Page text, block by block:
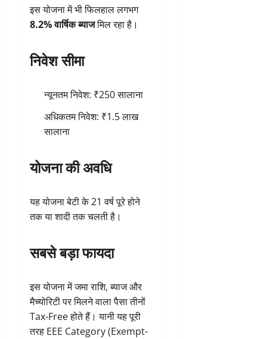
इस योजना में भी फिलहाल लगभग
8.2% वार्षिक ब्याजमिल रहा है।
निवेश सीमा
न्यूनतम निवेश: ₹250 सालाना
अधिकतम निवेश: ₹1.5 लाख
सालाना
योजना की अवधि
यह योजना बेटी के 21 वर्ष पूरे होने
तक या शादी तक चलती है।
सबसे बड़ा फायदा
इस योजना में जमा राशि, ब्याज और
मैच्योरिटी पर मिलने वाला पैसा तीनों
Tax-Free होते हैं। यानी यह पूरी
तरह EEE Category (Exempt-